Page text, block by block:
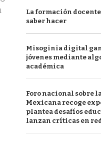
La formación
saber hacer
Misoginia digital
jóvenes mediante
académica
Foro nacional sobre
Mexicana recoge
plantea desafíos
lanzan críticas en